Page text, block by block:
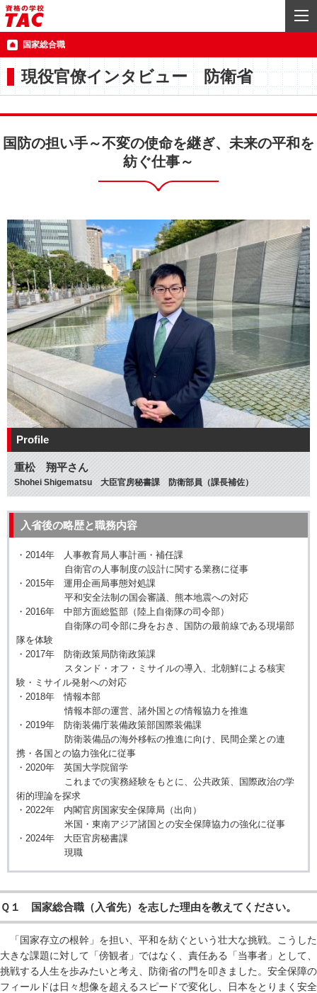
国家総合職
現役官僚インタビュー 防衛省
国防の担い手～不変の使命を継ぎ、未来の平和を
紡ぐ仕事～
Profile
重松 翔平さん
Shohei Shigematsu 大臣官房秘書課 防衛部員（課長補佐）
入省後の略歴と職務内容
・2014年 人事教育局人事計画・補任課
自衛官の人事制度の設計に関する業務に従事
・2015年 運用企画局事態対処課
平和安全法制の国会審議、熊本地震への対応
・2016年 中部方面総監部（陸上自衛隊の司令部）
自衛隊の司令部に身をおき、国防の最前線である現場部
隊を体験
・2017年 防衛政策局防衛政策課
スタンド・オフ・ミサイルの導入、北朝鮮による核実
験・ミサイル発射への対応
・2018年 情報本部
情報本部の運営、諸外国との情報協力を推進
・2019年 防衛装備庁装備政策部国際装備課
防衛装備品の海外移転の推進に向け、民間企業との連
携・各国との協力強化に従事
・2020年 英国大学院留学
これまでの実務経験をもとに、公共政策、国際政治の学
術的理論を探求
・2022年 内閣官房国家安全保障局（出向）
米国・東南アジア諸国との安全保障協力の強化に従事
・2024年 大臣官房秘書課
現職
Ｑ１ 国家総合職（入省先）を志した理由を教えてください。
「国家存立の根幹」を担い、平和を紡ぐという壮大な挑戦。こうした
大きな課題に対して「傍観者」ではなく、責任ある「当事者」として、
挑戦する人生を歩みたいと考え、防衛省の門を叩きました。安全保障の
フィールドは日々想像を超えるスピードで変化し、日本をとりまく安全